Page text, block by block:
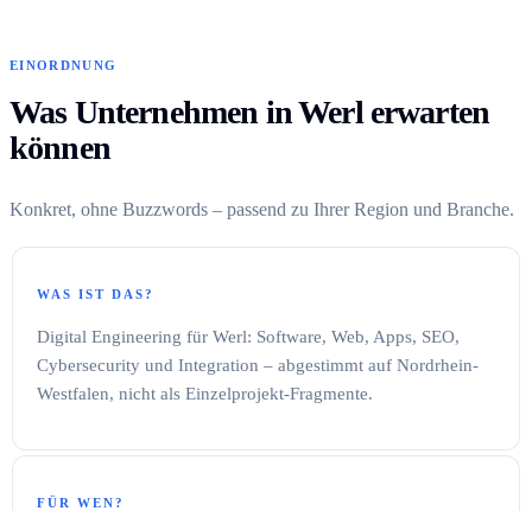
EINORDNUNG
Was Unternehmen in Werl erwarten
können
Konkret, ohne Buzzwords – passend zu Ihrer Region und Branche.
WAS IST DAS?
Digital Engineering für Werl: Software, Web, Apps, SEO,
Cybersecurity und Integration – abgestimmt auf Nordrhein-
Westfalen, nicht als Einzelprojekt-Fragmente.
FÜR WEN?